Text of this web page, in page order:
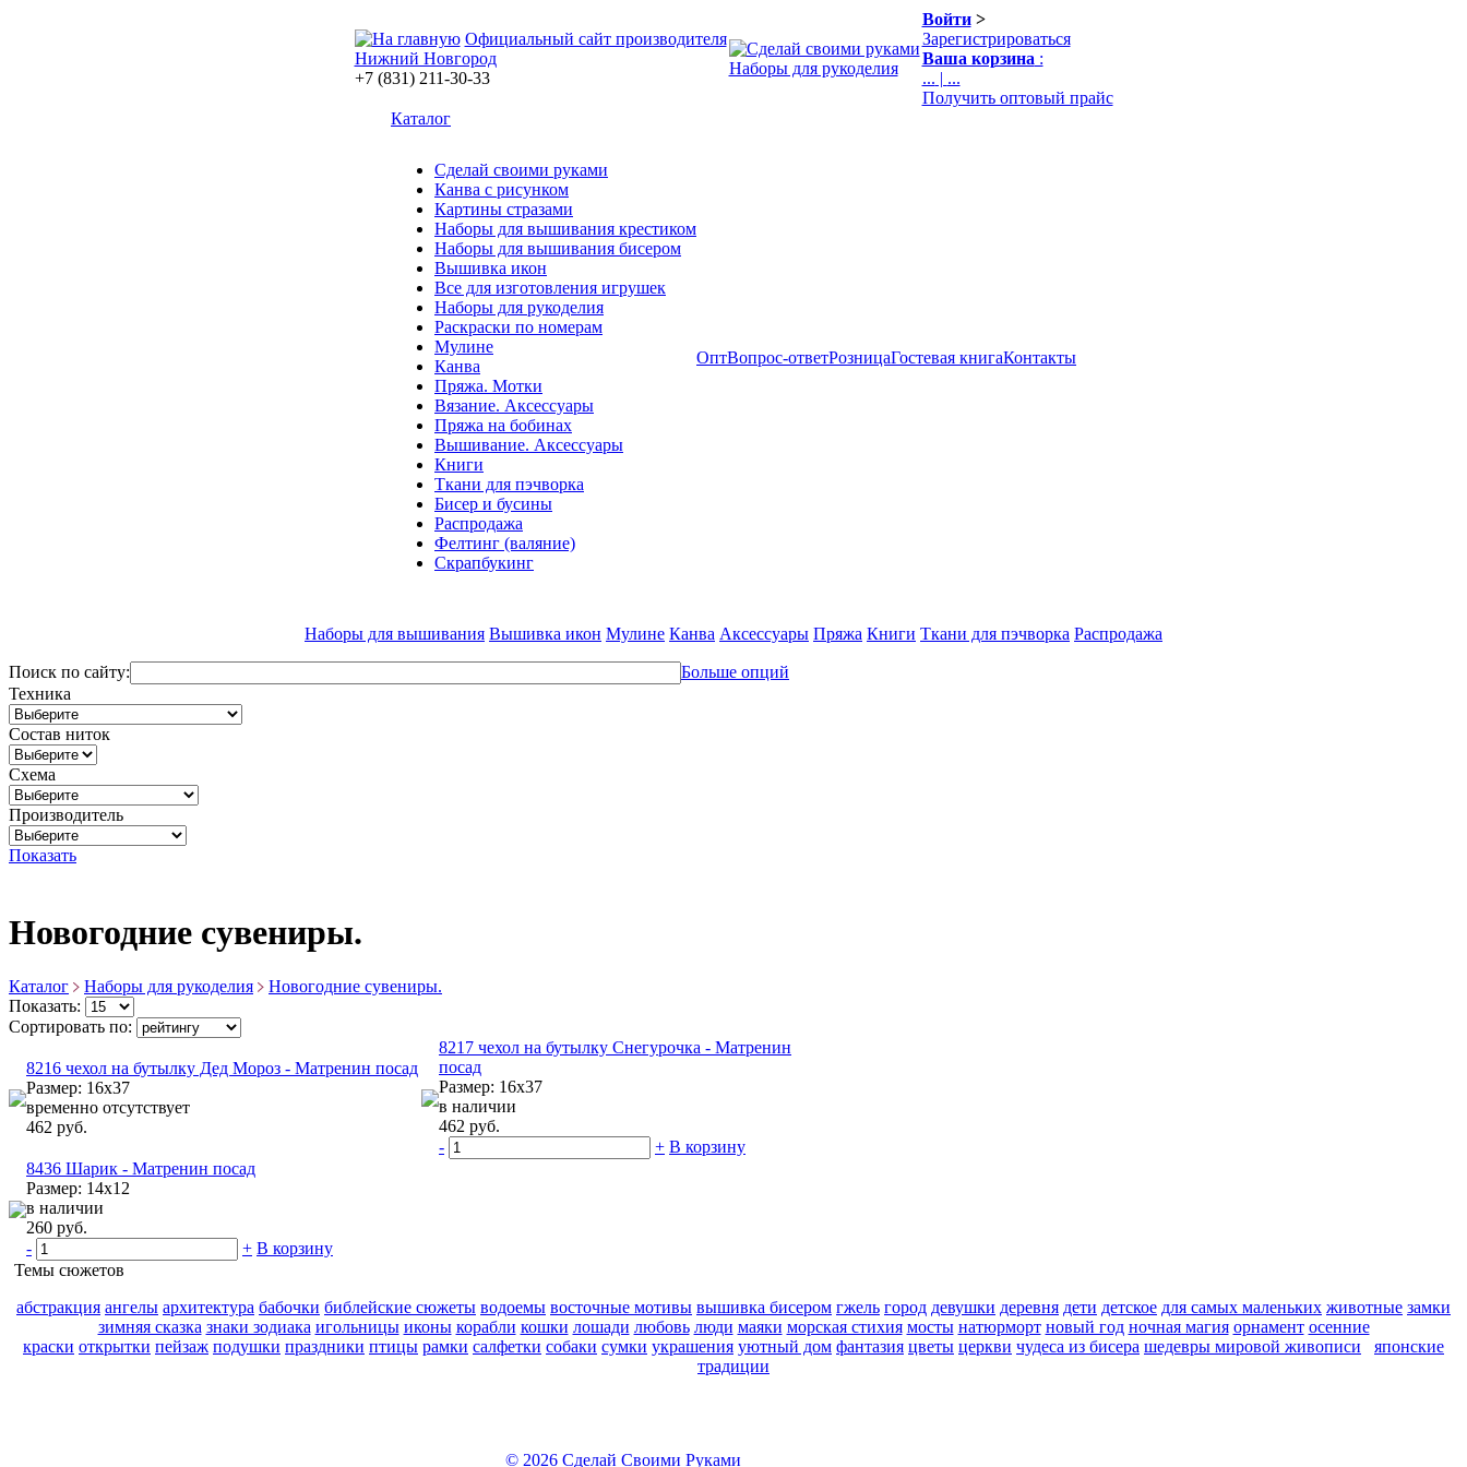
Официальный сайт производителя
Нижний Новгород
+7 (831) 211-30-33
Наборы для рукоделия
Войти>
Зарегистрироваться
Ваша корзина :
... | ...
Получить оптовый прайс
Каталог
Сделай своими руками
Канва с рисунком
Картины стразами
Наборы для вышивания крестиком
Наборы для вышивания бисером
Вышивка икон
Все для изготовления игрушек
Наборы для рукоделия
Раскраски по номерам
Мулине
Канва
Пряжа. Мотки
Вязание. Аксессуары
Пряжа на бобинах
Вышивание. Аксессуары
Книги
Ткани для пэчворка
Бисер и бусины
Распродажа
Фелтинг (валяние)
Скрапбукинг
ОптВопрос-ответРозницаГостевая книгаКонтакты
Наборы для вышивания Вышивка икон Мулине Канва Аксессуары Пряжа Книги Ткани для пэчворка Распродажа
Поиск по сайту:
Больше опций
Техника
Состав ниток
Схема
Производитель
Показать
Новогодние сувениры.
Каталог Наборы для рукоделия
Новогодние сувениры.
Показать:
Сортировать по:
8216 чехол на бутылку Дед Мороз - Матренин посад
Размер: 16х37
временно отсутствует
462 руб.
8217 чехол на бутылку Снегурочка - Матренин
посад
Размер: 16х37
в наличии
462 руб.
-
+ В корзину
8436 Шарик - Матренин посад
Размер: 14х12
в наличии
260 руб.
-
+ В корзину
Темы сюжетов
абстракция ангелы архитектура бабочки библейские сюжеты водоемы восточные мотивы вышивка бисером гжель город девушки деревня дети детское для самых маленьких животные замки
зимняя сказка знаки зодиака игольницы иконы корабли кошки лошади любовь люди маяки морская стихия мосты натюрморт новый год ночная магия орнамент осенние
краски открытки пейзаж подушки праздники птицы рамки салфетки собаки сумки украшения уютный дом фантазия цветы церкви чудеса из бисера шедевры мировой живописи
японские
традиции
© 2026 Сделай Своими Руками